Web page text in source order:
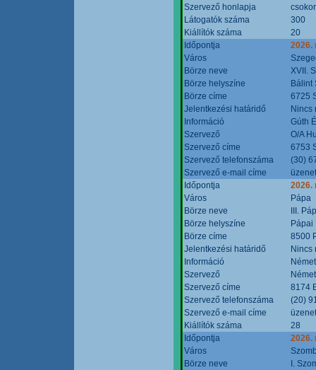
Szervező honlapja
Látogatók száma
300
Kiállítók száma
20
Időpontja
2026.
Város
Börze neve
XVII.
Börze helyszíne
Bálint
Börze címe
6725
Jelentkezési határidő
Nincs
Információ
Gúth
Szervező
O/A
Szervező címe
6753
Szervező telefonszáma
(30)
Szervező e-mail címe
Időpontja
2026.
Város
Pápa
Börze neve
III.
Börze helyszíne
Pápai
Börze címe
8500
Jelentkezési határidő
Nincs
Információ
Szervező
Szervező címe
8174
Szervező telefonszáma
(20)
Szervező e-mail címe
Kiállítók száma
28
Időpontja
2026.
Város
Börze neve
I.